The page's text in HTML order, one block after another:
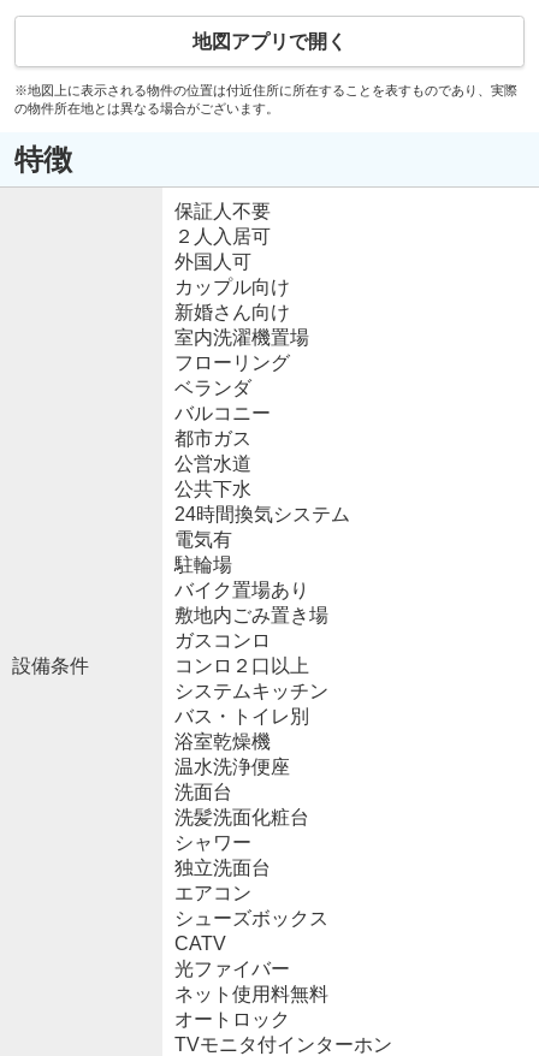
地図アプリで開く
※地図上に表示される物件の位置は付近住所に所在することを表すものであり、実際
の物件所在地とは異なる場合がございます。
特徴
設備条件
保証人不要
２人入居可
外国人可
カップル向け
新婚さん向け
室内洗濯機置場
フローリング
ベランダ
バルコニー
都市ガス
公営水道
公共下水
24時間換気システム
電気有
駐輪場
バイク置場あり
敷地内ごみ置き場
ガスコンロ
コンロ２口以上
システムキッチン
バス・トイレ別
浴室乾燥機
温水洗浄便座
洗面台
洗髪洗面化粧台
シャワー
独立洗面台
エアコン
シューズボックス
CATV
光ファイバー
ネット使用料無料
オートロック
TVモニタ付インターホン